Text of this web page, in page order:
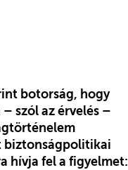
botorság, hogy
szól az érvelés –
biztonságpolitikai
hívja fel a figyelmet: